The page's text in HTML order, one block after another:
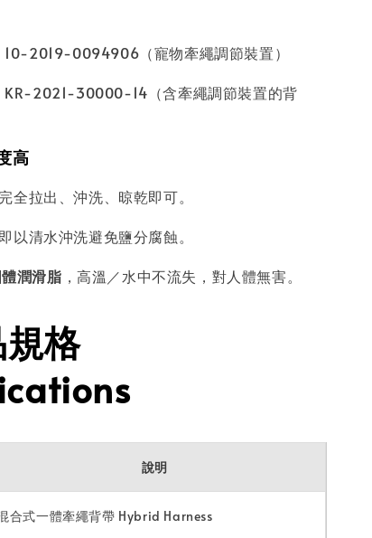
10-2019-0094906（寵物牽繩調節裝置）
KR-2021-30000-14（含牽繩調節裝置的背
高
全拉出、沖洗、晾乾即可。
以清水沖洗避免鹽分腐蝕。
潤滑脂 ，高溫／水中不流失，對人體無害。
格
說明
合式一體牽繩背帶 Hybrid Harness